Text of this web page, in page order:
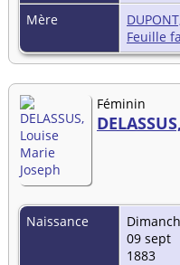
Mère
Feuille
Féminin
Naissance
09 sept
1883